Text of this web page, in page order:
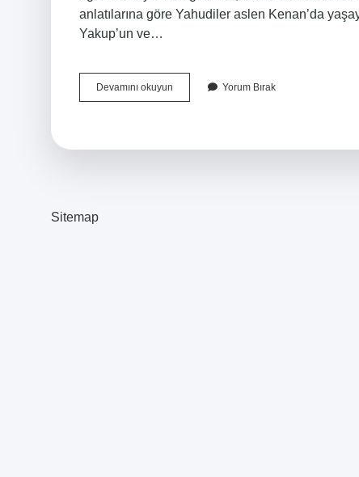
anlatılarına göre Yahudiler aslen Kenan’da
Yakup’un ve…
Devamını okuyun
Türk
Yorum Bırak
Sitemap